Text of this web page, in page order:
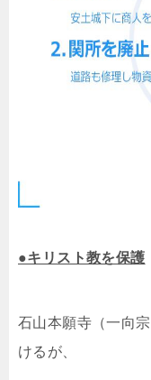
●キリスト教を保護
石山本願寺（一向
けるが、